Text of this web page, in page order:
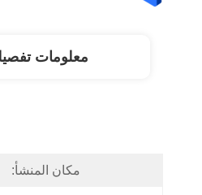
معلومات
مكان المنشأ: